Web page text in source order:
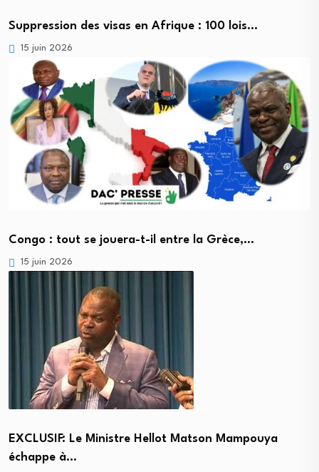
Suppression des visas en Afrique : 100 lois…
15 juin 2026
Congo : tout se jouera-t-il entre la Grèce,…
15 juin 2026
EXCLUSIF: Le Ministre Hellot Matson Mampouya
échappe à…